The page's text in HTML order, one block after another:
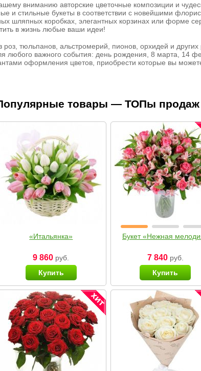
вниманию авторские цветочные композиции и
и стильные букеты в соответствии с новейшими
шляпных коробках, элегантных корзинах или форме
в жизнь любые ваши идеи!
роз, тюльпанов, альстромерий, пионов, орхидей и
любого важного события: день рождения, 8 марта, 14
оформления цветов, приобрести которые вы
товары — ТОПы продаж
«Итальянка»
9 860 руб.
Купить
Букет «Нежная
7 840руб.
Купить